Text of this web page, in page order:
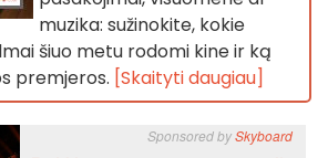
muzika: sužinokite, kokie
šiuo metu rodomi kine ir ką
premjeros. [Skaityti daugiau]